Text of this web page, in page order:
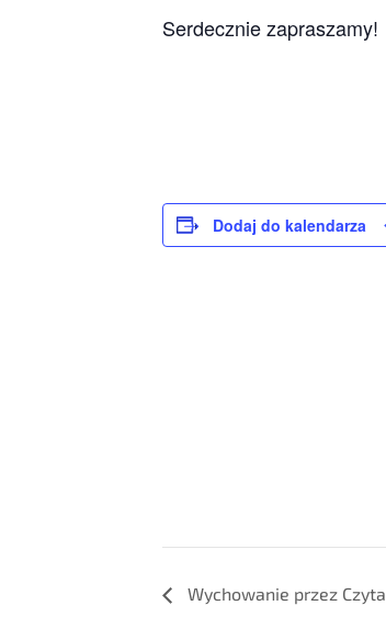
Serdecznie zapraszamy!
Dodaj do kalendarza
Wychowanie przez